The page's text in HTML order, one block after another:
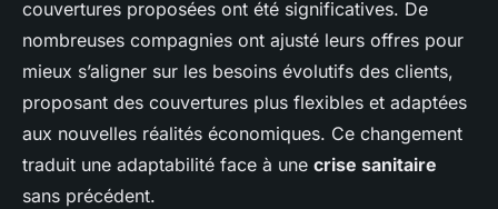
couvertures proposées ont été significatives. De
nombreuses compagnies ont ajusté leurs offres pour
mieux s’aligner sur les besoins évolutifs des clients,
proposant des couvertures plus flexibles et adaptées
aux nouvelles réalités économiques. Ce changement
traduit une adaptabilité face à une crise sanitaire
sans précédent.